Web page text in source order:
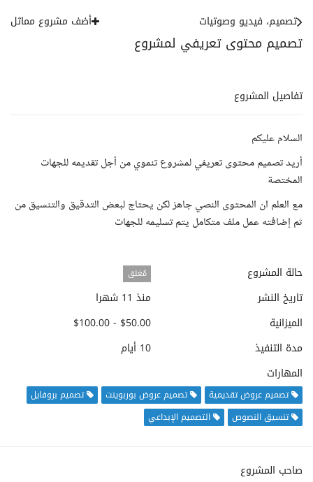
تصميم محتوى تعريفي لمشروع
تصميم، فيديو وصوتيات أضف مشروع مماثل
تفاصيل المشروع
السلام عليكم
أريد تصميم محتوى تعريفي لمشروع تنموي من أجل تقديمه للجهات
المختصة
مع العلم ان المحتوى النصي جاهز لكن يحتاج لبعض التدقيق والتنسيق من
ثم إضافته عمل ملف متكامل يتم تسليمه للجهات
حالة المشروع مُغلق
تاريخ النشر
منذ 11 شهرا
الميزانية
$50.00 - $100.00
مدة التنفيذ
10 أيام
المهارات
تصميم عروض تقديمية تصميم عروض بوربوينت
تصميم بروفايل
تنسيق النصوص
التصميم الإبداعي
صاحب المشروع